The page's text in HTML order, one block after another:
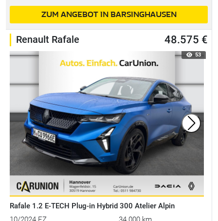
ZUM ANGEBOT IN BARSINGHAUSEN
Renault Rafale 48.575 €
53
Rafale 1.2 E-TECH Plug-in Hybrid 300 Atelier Alpin